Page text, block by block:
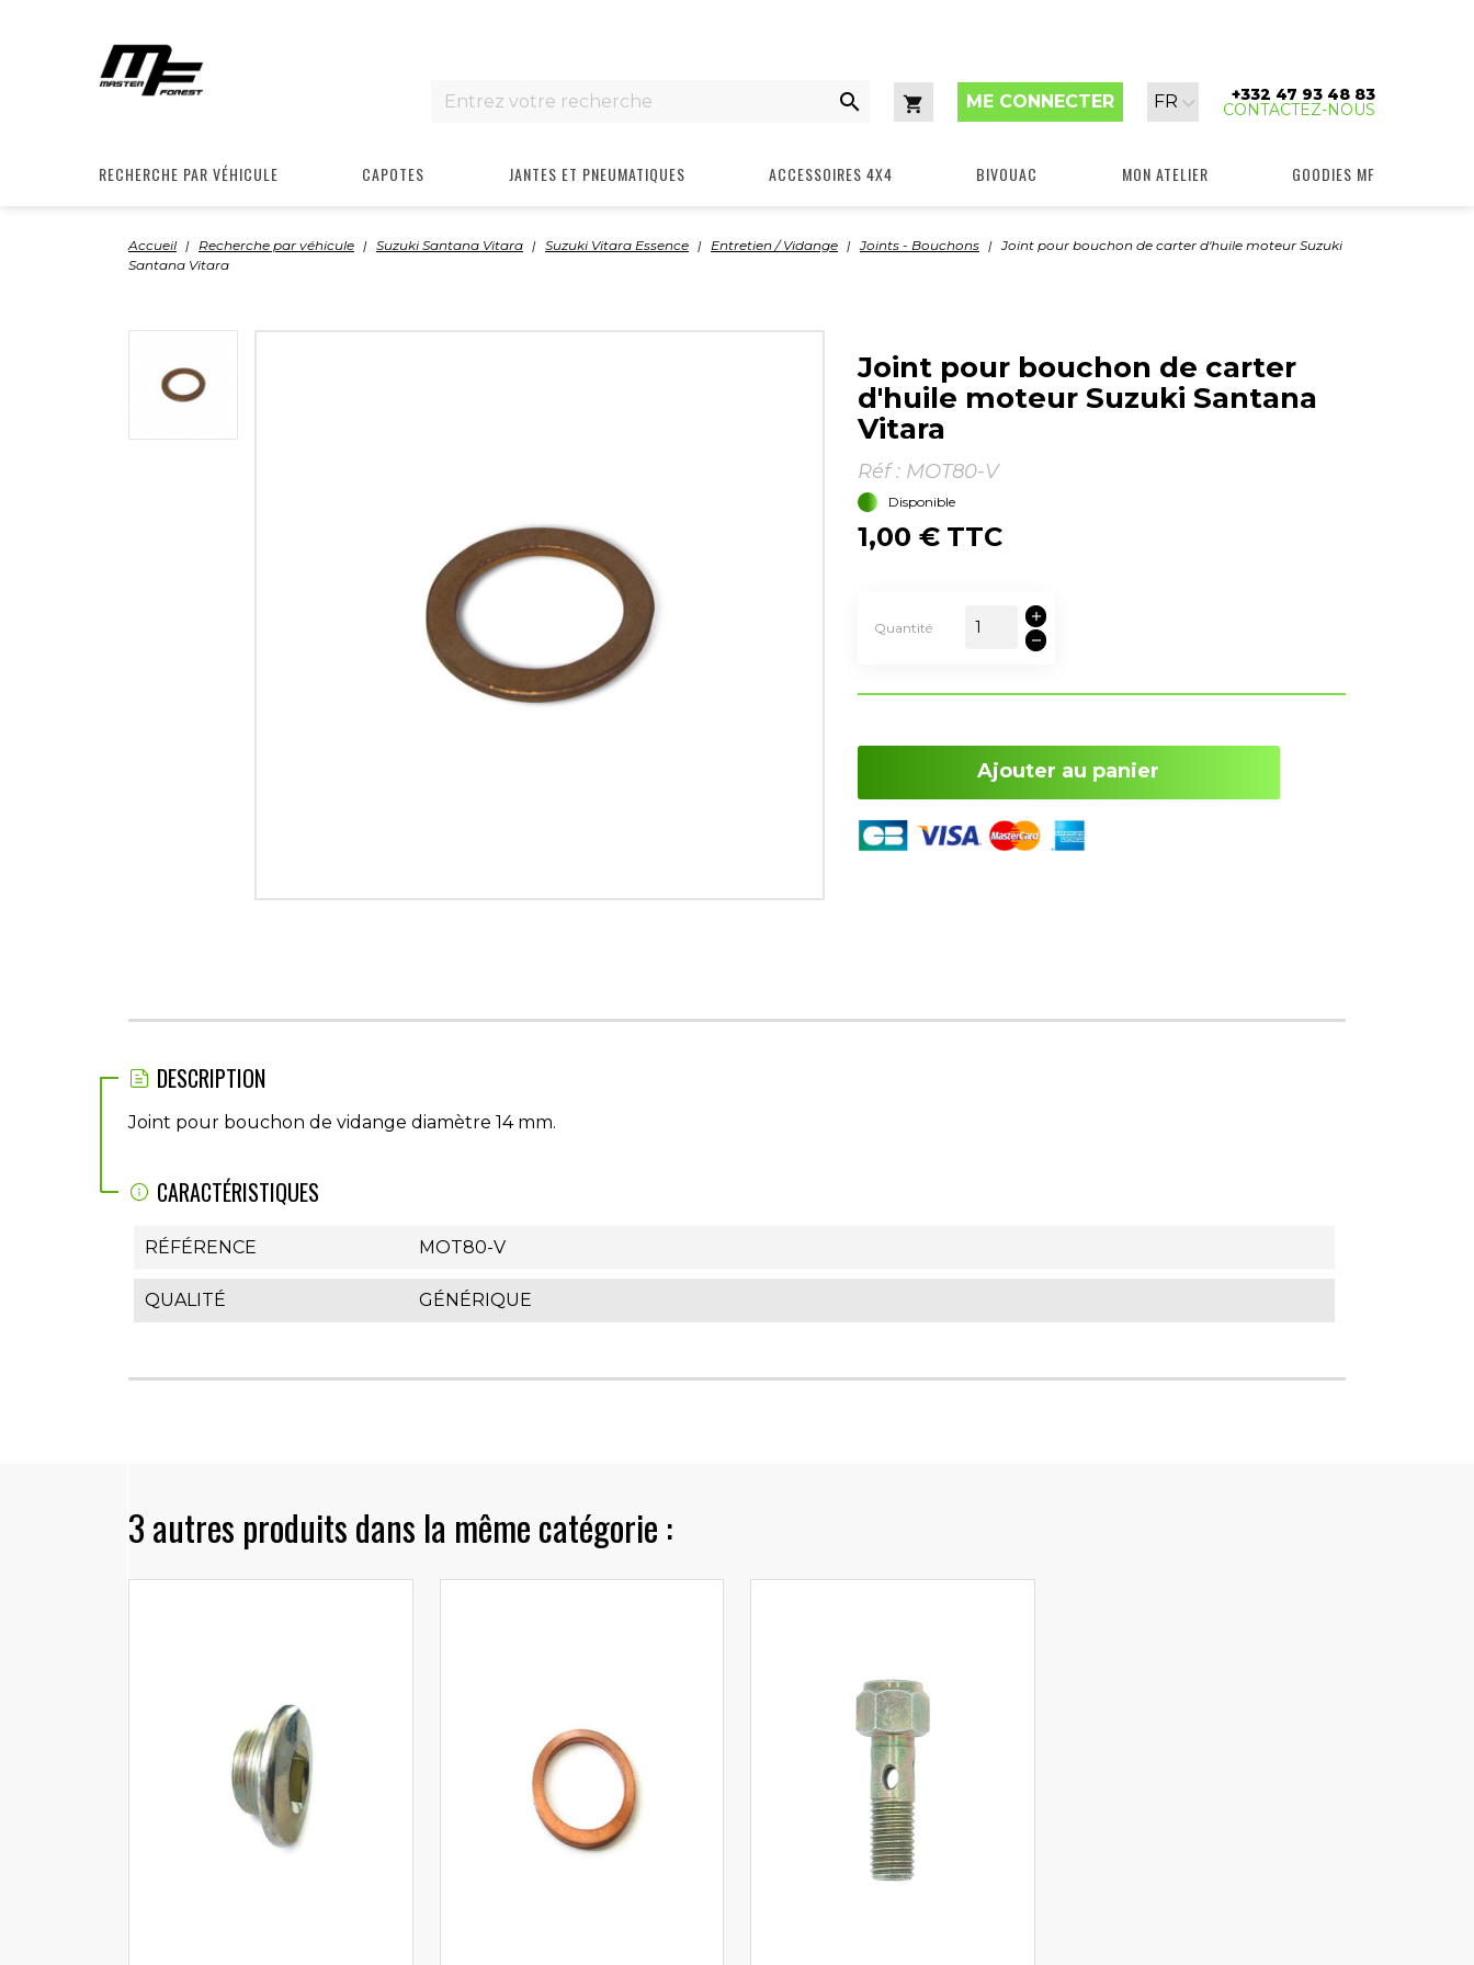

Panier
ME CONNECTER
Langue
:
FR +332 47 93 48 83
CONTACTEZ-NOUS
RECHERCHE PAR VÉHICULE CAPOTES JANTES ET PNEUMATIQUES ACCESSOIRES 4X4 BIVOUAC MON ATELIER GOODIES MF
Accueil Recherche par véhicule Suzuki Santana Vitara Suzuki Vitara Essence Entretien / Vidange Joints - Bouchons
Joint pour bouchon de carter d'huile moteur Suzuki
Santana Vitara
Joint pour bouchon de carter
d'huile moteur Suzuki Santana
Vitara
Réf : MOT80-V
Disponible
1,00 € TTC
Quantité
Ajouter au panier
DESCRIPTION
Joint pour bouchon de vidange diamètre 14 mm.
CARACTÉRISTIQUES
RÉFÉRENCE MOT80-V
QUALITÉ GÉNÉRIQUE
3 autres produits dans la même catégorie :